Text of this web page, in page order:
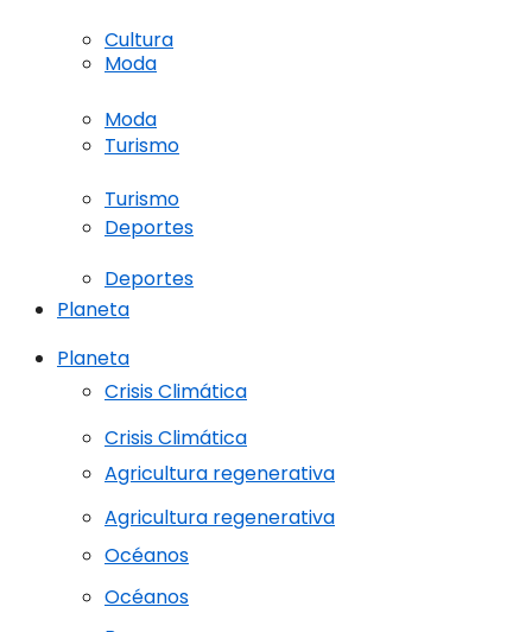
Moda
Turismo
Deportes
Planeta
Crisis Climática
Agricultura regenerativa
Océanos
Cultura
Moda
Turismo
Deportes
Planeta
Crisis Climática
Agricultura regenerativa
Océanos